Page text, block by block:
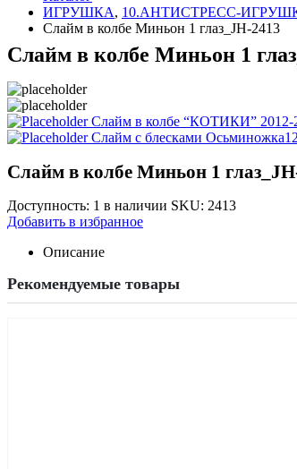
ИГРУШКА, 10.АНТИСТРЕСС-
Слайм в колбе Миньон 1 глаз_JH-2413
Слайм в колбе Миньон 1
Слайм в колбе “КОТИКИ” 2012-
Слайм с блесками
Слайм в колбе Миньон 1
Доступность: 1 в наличии SKU: 2413
Добавить в избранное
Описание
Рекомендуемые товары